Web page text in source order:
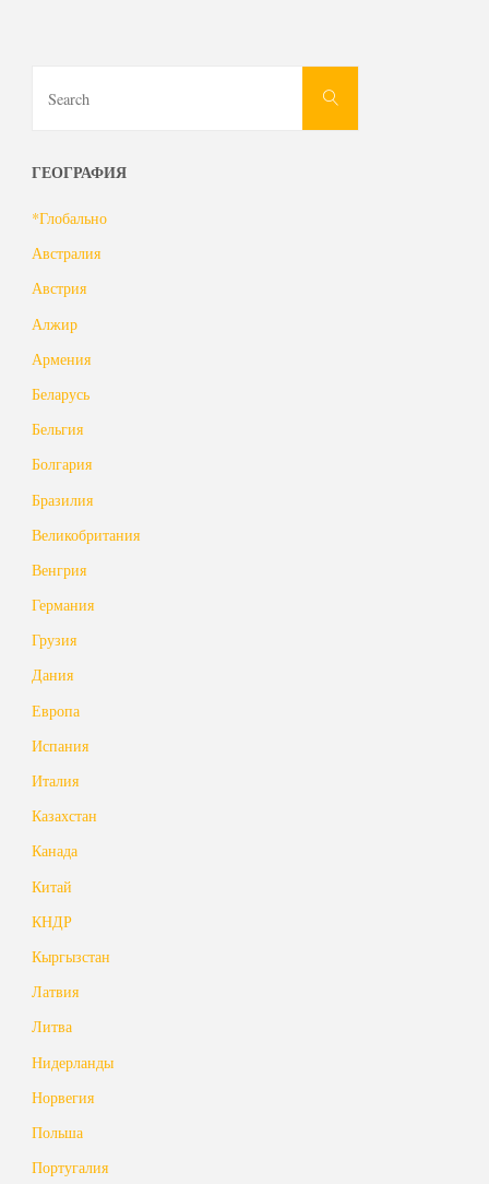
Search
ГЕОГРАФИЯ
*Глобально
Австралия
Австрия
Алжир
Армения
Беларусь
Бельгия
Болгария
Бразилия
Великобритания
Венгрия
Германия
Грузия
Дания
Европа
Испания
Италия
Казахстан
Канада
Китай
КНДР
Кыргызстан
Латвия
Литва
Нидерланды
Норвегия
Польша
Португалия